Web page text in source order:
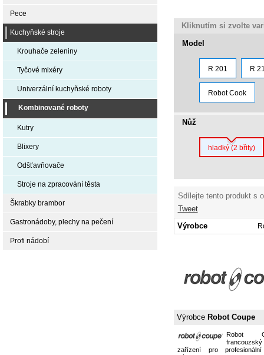
Kliknutím si zvolte
Model
R 201 R
Robot Cook
Nůž
hladký (2 břity)
Sdílejte tento produkt s
Tweet
Výrobce
Výrobce Robot Coupe
Robot
zařízení pro profesionální
Pece
Kuchyňské stroje
Krouhače zeleniny
Tyčové mixéry
Univerzální kuchyňské roboty
Kombinované roboty
Kutry
Blixery
Odšťavňovače
Stroje na zpracování těsta
Škrabky brambor
Gastronádoby, plechy na pečení
Profi nádobí